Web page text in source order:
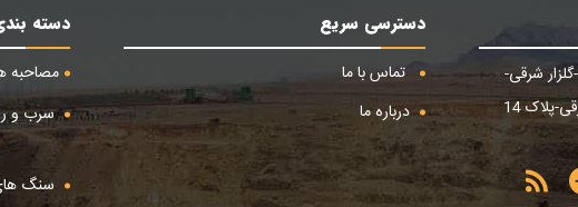
گلزار شرقی-
کوی فردوس-کوچه سعدی شرقی-پلاک 14
دسترسی سریع
تماس با ما
درباره ما
دسته
مصاحبه
سرب و
سنگ